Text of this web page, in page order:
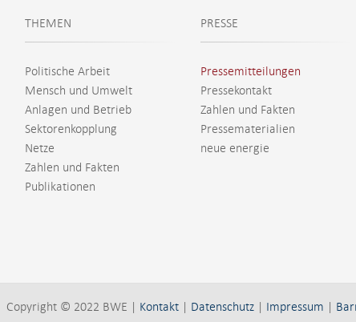
THEMEN
Politische Arbeit
Mensch und Umwelt
Anlagen und Betrieb
Sektorenkopplung
Netze
Zahlen und Fakten
Publikationen
PRESSE
Pressemitteilungen
Pressekontakt
Zahlen und Fakten
Pressematerialien
neue energie
Copyright © 2022 BWE | Kontakt | Datenschutz | Impressum |